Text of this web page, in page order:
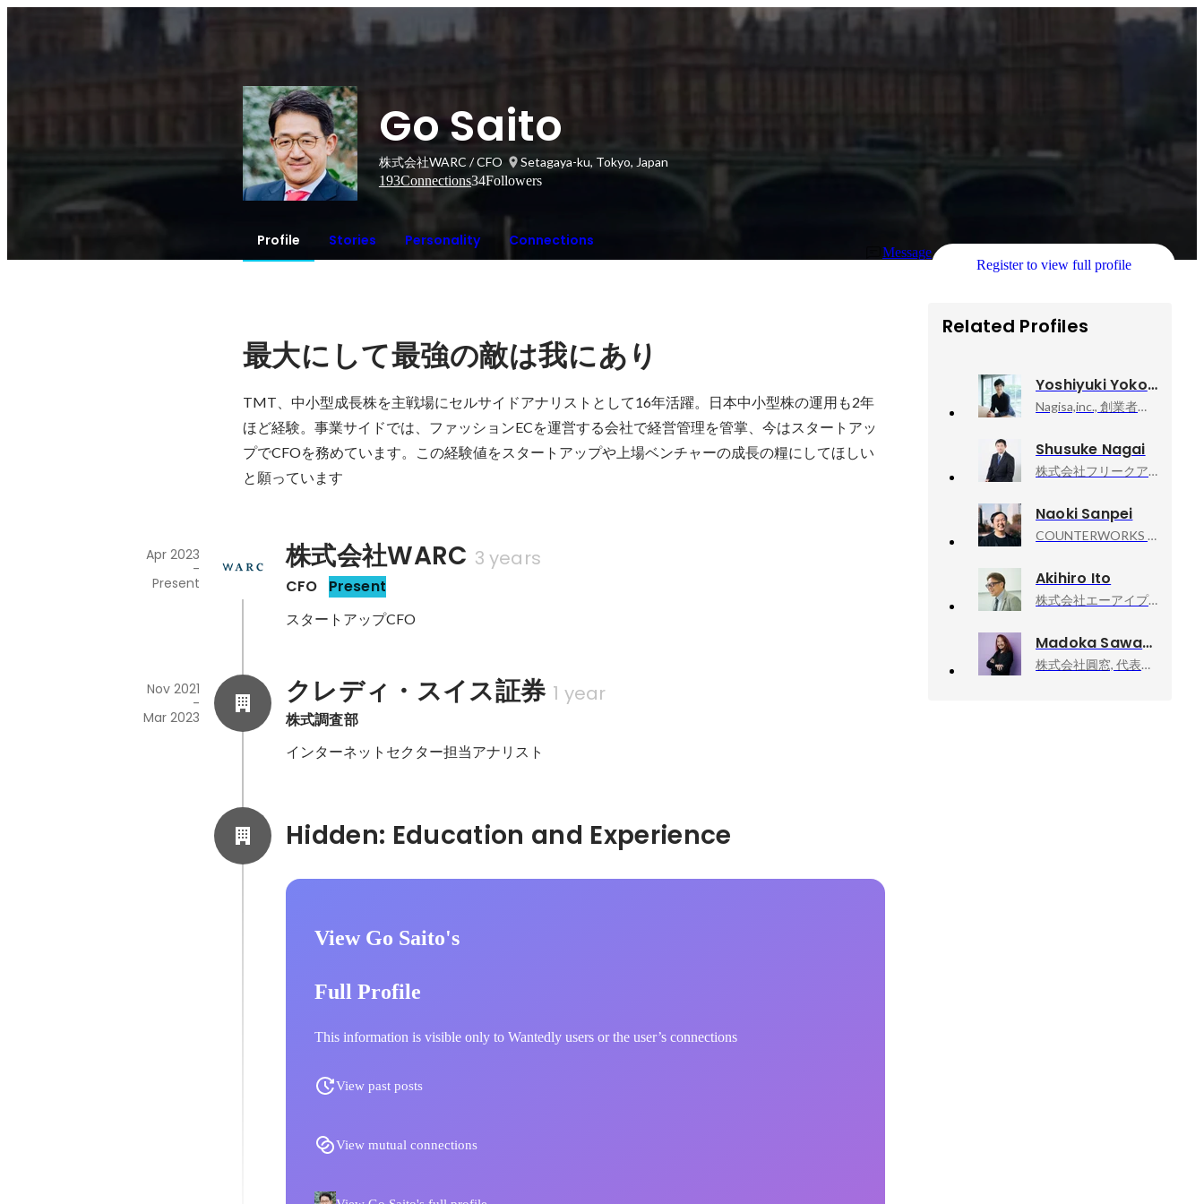
Go Saito
株式会社WARC / CFO
Setagaya-ku, Tokyo, Japan
193Connections34Followers
Profile Stories Personality Connections
Message
Register to view full profile
最大にして最強の敵は我にあり
TMT、中小型成長株を主戦場にセルサイドアナリストとして16年活躍。日本中小型株の運用も2年
ほど経験。事業サイドでは、ファッションECを運営する会社で経営管理を管掌、今はスタートアッ
プでCFOを務めています。この経験値をスタートアップや上場ベンチャーの成長の糧にしてほしい
と願っています
株式会社WARC 3 years
CFO Present
Apr 2023
-
Present
スタートアップCFO
クレディ・スイス証券 1 year
株式調査部
Nov 2021
-
Mar 2023
インターネットセクター担当アナリスト
View Go Saito's
Full Profile
This information is visible only to Wantedly users or the user’s connections
View past posts
View mutual connections
Related Profiles
Yoshiyuki Yokoyama
Nagisa,inc., 創業者 代表取締役社長
Shusuke Nagai
株式会社フリークアウト, CFO
Naoki Sanpei
COUNTERWORKS inc, CEO
Akihiro Ito
株式会社エーアイプロダクション, 代表取締役インタビュアー
Madoka Sawa
株式会社圓窓, 代表取締役